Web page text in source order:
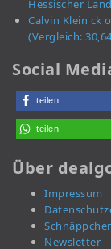
Hessischer
Calvin Klein ck
(Vergleich:
Social
teilen
teilen
Über
Impressum
Newsletter